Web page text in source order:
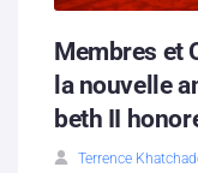
Membres et
la nouvelle
beth II
Terrence